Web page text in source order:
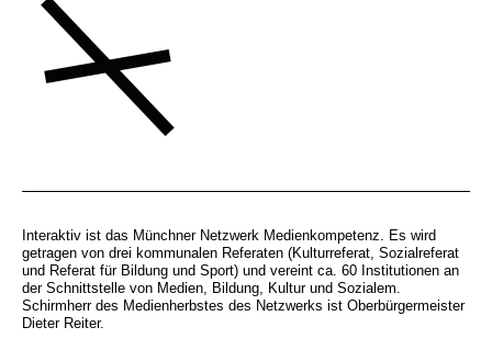
Interaktiv ist das Münchner Netzwerk Medienkompetenz. Es wird
getragen von drei kommunalen Referaten (Kulturreferat, Sozialreferat
und Referat für Bildung und Sport) und vereint ca. 60 Institutionen an
der Schnittstelle von Medien, Bildung, Kultur und Sozialem.
Schirmherr des Medienherbstes des Netzwerks ist Oberbürgermeister
Dieter Reiter.